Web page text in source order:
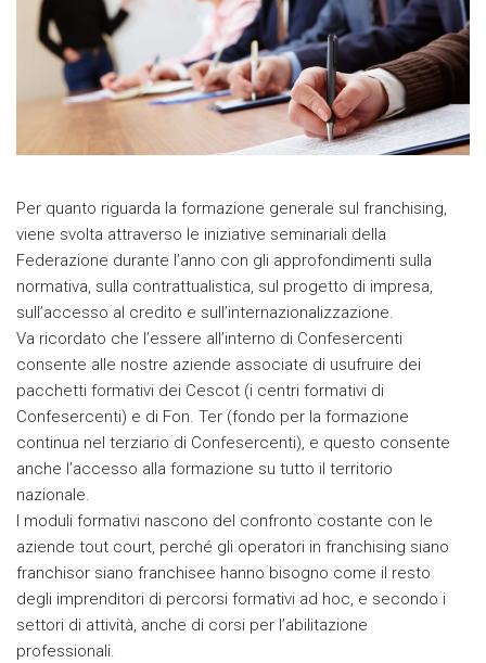
Per quanto riguarda la formazione generale sul franchising,
viene svolta attraverso le iniziative seminariali della
Federazione durante l’anno con gli approfondimenti sulla
normativa, sulla contrattualistica, sul progetto di impresa,
sull’accesso al credito e sull’internazionalizzazione.
Va ricordato che l’essere all’interno di Confesercenti
consente alle nostre aziende associate di usufruire dei
pacchetti formativi dei Cescot (i centri formativi di
Confesercenti) e di Fon. Ter (fondo per la formazione
continua nel terziario di Confesercenti), e questo consente
anche l’accesso alla formazione su tutto il territorio
nazionale.
I moduli formativi nascono del confronto costante con le
aziende tout court, perché gli operatori in franchising siano
franchisor siano franchisee hanno bisogno come il resto
degli imprenditori di percorsi formativi ad hoc, e secondo i
settori di attività, anche di corsi per l’abilitazione
professionali.